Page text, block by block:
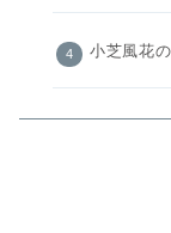
小芝風花